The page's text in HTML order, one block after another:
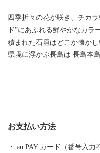
四季折々の花が咲き、チカ
ド”にあふれる鮮やかなカラ
積まれた石垣はどこか懐かしい・・・ 鹿児島の最
県境に浮かぶ長島は 長島本
トネーションがとても懐か
青おさ・鰤などの養殖を始
お支払い方法
au PAY カード（番号入力